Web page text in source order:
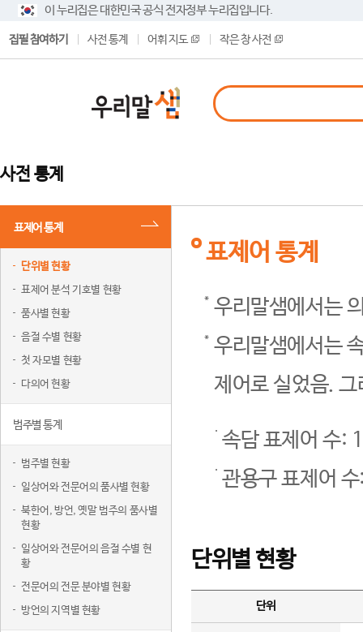
이 누리집은 대한민국 공식 전자정부 누리집입니다.
집필 참여하기 사전 통계 어휘 지도 작은 창 사전
사전 통계
표제어 통계
단위별 현황
표제어 분석 기호별 현황
품사별 현황
음절 수별 현황
첫 자모별 현황
다의어 현황
범주별 통계
범주별 현황
일상어와 전문어의 품사별 현황
북한어, 방언, 옛말 범주의 품사별
현황
일상어와 전문어의 음절 수별 현
황
전문어의 전문 분야별 현황
방언의 지역별 현황
표제어 통계
우리말샘에서는
우리말샘에서는
제어로 실었음.
속담 표제어 수:
관용구 표제어
단위별 현황
단위